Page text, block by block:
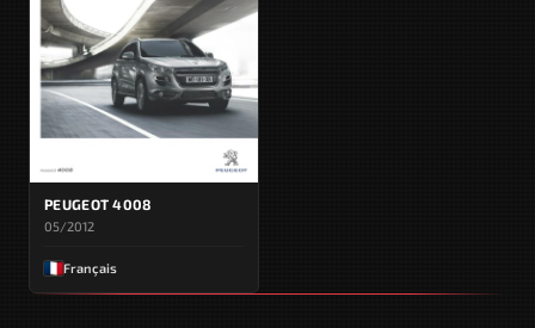
PEUGEOT 4008
05/2012
Français